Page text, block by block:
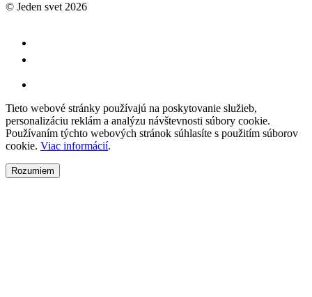
© Jeden svet 2026
Tieto webové stránky používajú na poskytovanie služieb,
personalizáciu reklám a analýzu návštevnosti súbory cookie.
Používaním týchto webových stránok súhlasíte s použitím súborov
cookie. Viac informácií.
Rozumiem